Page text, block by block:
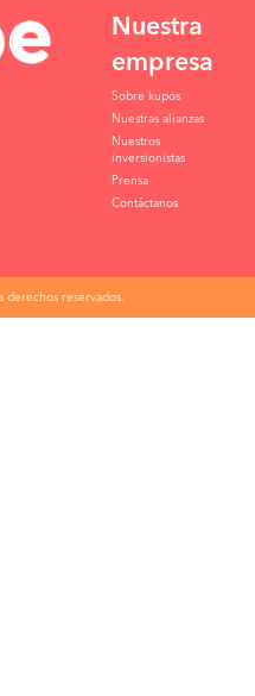
Nuestra
empresa
Sobre kupos
Nuestras alianzas
Nuestros
inversionistas
Prensa
Contáctanos
derechos reservados.